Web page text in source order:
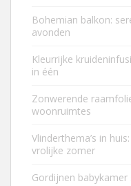
Bohemian balkon:
avonden
Kleurrijke
in één
Zonwerende
woonruimtes
Vlinderthema’s in
vrolijke zomer
Gordijnen